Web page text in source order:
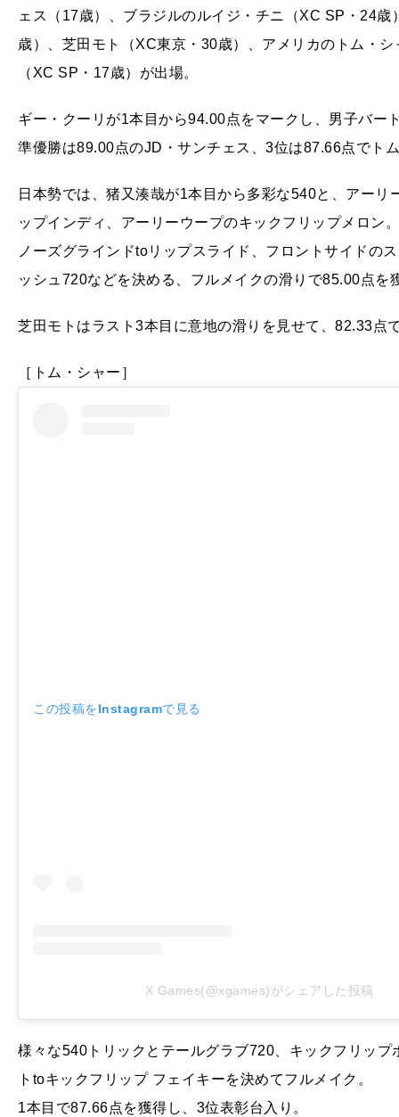
ェス（17歳）、ブラジルのルイジ・チニ（XC SP・24
歳）、芝田モト（XC東京・30歳）、アメリカのトム・
（XC SP・17歳）が出場。
ギー・クーリが1本目から94.00点をマークし、男子バー
準優勝は89.00点のJD・サンチェス、3位は87.66点でト
日本勢では、猪又湊哉が1本目から多彩な540と、アー
ップインディ、アーリーウープのキックフリップメロン。
ノーズグラインドtoリップスライド、フロントサイドの
ッシュ720などを決める、フルメイクの滑りで85.00点を
芝田モトはラスト3本目に意地の滑りを見せて、82.33点
［トム・シャー］
この投稿をInstagramで見る
X Games(@xgames)がシェアした投稿
様々な540トリックとテールグラブ720、キックフリッ
トtoキックフリップ フェイキーを決めてフルメイク。
1本目で87.66点を獲得し、3位表彰台入り。